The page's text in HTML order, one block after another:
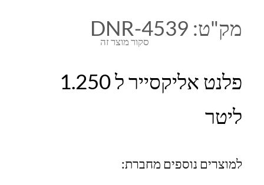
סקור מוצר זה
מק"ט: DNR-4539
פלנט אליקסייר ל 1.250
ליטר
למוצרים נוספים מחברת: